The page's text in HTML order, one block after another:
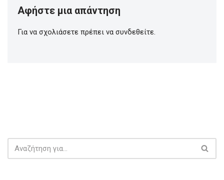
Αφήστε μια απάντηση
Για να σχολιάσετε πρέπει να συνδεθείτε.